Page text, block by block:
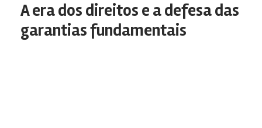
A era dos direitos e a defesa das
garantias fundamentais